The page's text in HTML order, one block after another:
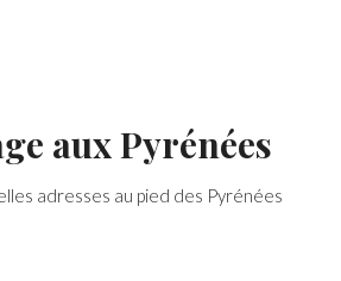
aux Pyrénées
adresses au pied des Pyrénées